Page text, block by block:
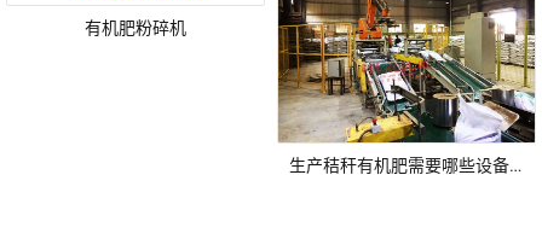
有机肥粉碎机
生产秸秆有机肥需要哪些设备？需要投资多少钱？